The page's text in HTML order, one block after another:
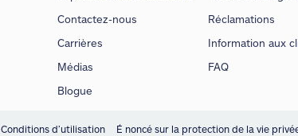
Contactez-nous
Carrières
Médias
Blogue
Réclamations
Information aux
FAQ
Conditions d’utilisation É noncé sur la protection de la vie